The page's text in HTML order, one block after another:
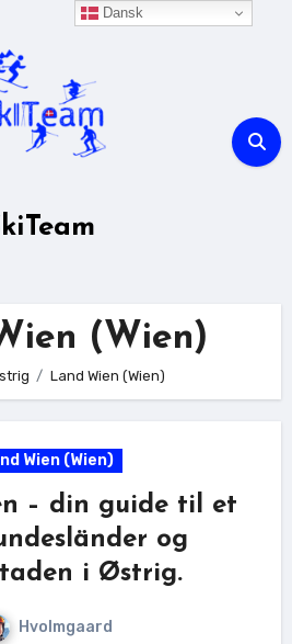
(Wien)
Land Wien (Wien)
Wien (Wien)
– din guide til et
og
i Østrig.
Hvolmgaard
Dansk